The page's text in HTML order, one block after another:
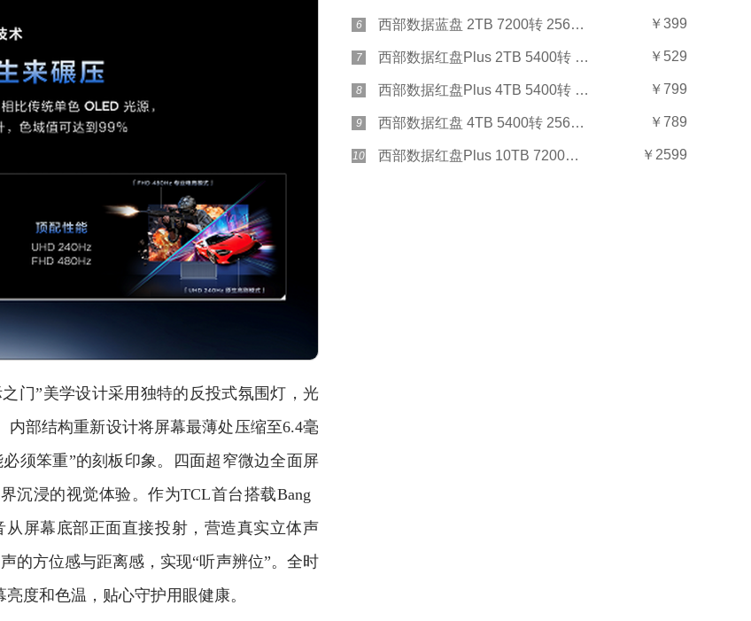
”美学设计采用独特的反投式氛围灯，光
部结构重新设计将屏幕最薄处压缩至6.4毫
须笨重”的刻板印象。四面超窄微边全面屏
沉浸的视觉体验。作为TCL首台搭载Bang
从屏幕底部正面直接投射，营造真实立体声
的方位感与距离感，实现“听声辨位”。全时
度和色温，贴心守护用眼健康。
6 西部数据蓝盘 2TB 7200转 256MB SATA3(WD20EZBX) ￥399
7 西部数据红盘Plus 2TB 5400转 128MB SATA3(WD20EFZX) ￥529
8 西部数据红盘Plus 4TB 5400转 128MB SATA3(WD40EFZX) ￥799
9 西部数据红盘 4TB 5400转 256MB SATA3(WD40EFAX) ￥789
10 西部数据红盘Plus 10TB 7200转 256MB SATA3(WD101EFBX) ￥2599